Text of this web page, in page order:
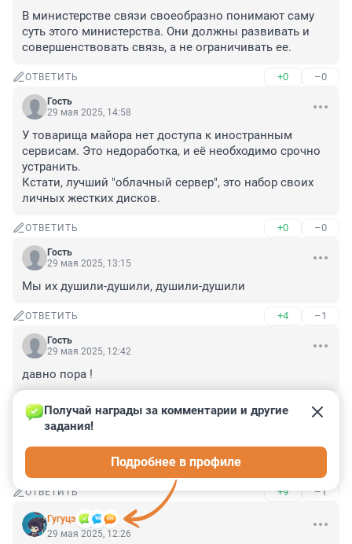
В министерстве связи своеобразно понимают саму
суть этого министерства. Они должны развивать и
совершенствовать связь, а не ограничивать ее.
ОТВЕТИТЬ +0 –0
Гость
29 мая 2025, 14:58
У товарища майора нет доступа к иностранным
сервисам. Это недоработка, и её необходимо срочно
устранить.
Кстати, лучший "облачный сервер", это набор своих
личных жестких дисков.
ОТВЕТИТЬ +0 –0
Гость
29 мая 2025, 13:15
Мы их душили-душили, душили-душили
ОТВЕТИТЬ +4 –1
Гость
29 мая 2025, 12:42
давно пора !
ОТВЕТИТЬ –4
Гость
зачем они рушат то, что хоть как-то работает?
ОТВЕТИТЬ +9 –1
Гугуцэ
Получай награды за комментарии и другие
задания!
Подробнее в профиле
29 мая 2025, 12:26